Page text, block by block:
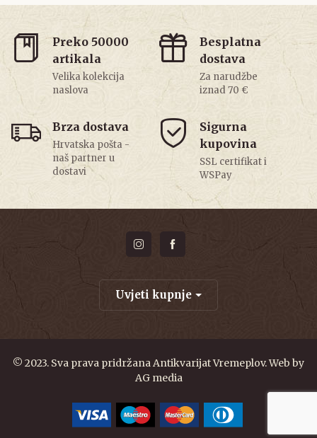
Preko 50000
artikala
Velika kolekcija
naslova
Besplatna
dostava
Za narudžbe
iznad 70 €
Brza dostava
Hrvatska pošta -
naš partner u
dostavi
Sigurna
kupovina
SSL certifikat i
WSPay
Uvjeti kupnje
© 2023. Sva prava pridržana Antikvarijat Vremeplov. Web by
AG media